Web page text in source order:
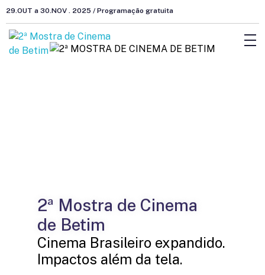
29.OUT a 30.NOV . 2025 / Programação gratuita
2ª Mostra de Cinema
de Betim
Cinema Brasileiro expandido.
Impactos além da tela.